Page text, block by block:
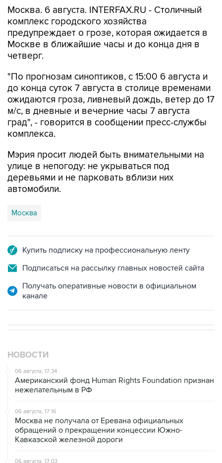
Москва. 6 августа. INTERFAX.RU - Столичный
комплекс городского хозяйства
предупреждает о грозе, которая ожидается в
Москве в ближайшие часы и до конца дня в
четверг.
"По прогнозам синоптиков, с 15:00 6 августа и
до конца суток 7 августа в столице временами
ожидаются гроза, ливневый дождь, ветер до 17
м/с, в дневные и вечерние часы 7 августа
град", - говорится в сообщении пресс-службы
комплекса.
Мэрия просит людей быть внимательными на
улице в непогоду: не укрываться под
деревьями и не парковать вблизи них
автомобили.
Москва
Купить подписку на профессиональную ленту
Подписаться на рассылку главных новостей сайта
Получать оперативные новости в официальном
канале
НОВОСТИ
06 августа, 17:34
Американский фонд Human Rights Foundation признан
нежелательным в РФ
06 августа, 17:16
Москва не получала от Еревана официальных
обращений о прекращении концессии Южно-
Кавказской железной дороги
06 августа, 17:03